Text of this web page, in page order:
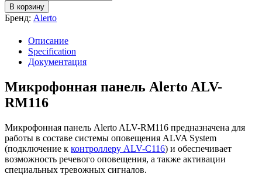
В корзину
Бренд: Alerto
Описание
Specification
Документация
Микрофонная панель Alerto ALV-
RM116
Микрофонная панель Alerto ALV-RM116 предназначена для
работы в составе системы оповещения ALVA System
(подключение к контроллеру ALV-C116) и обеспечивает
возможность речевого оповещения, а также активации
специальных тревожных сигналов.